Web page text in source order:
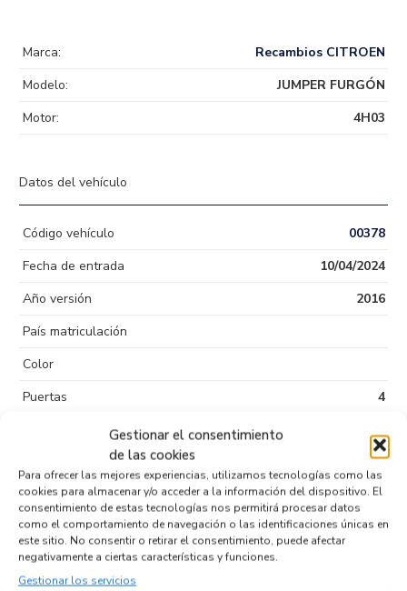
Gestionar el consentimiento
de las cookies
Para ofrecer las mejores experiencias, utilizamos tecnologías como las
cookies para almacenar y/o acceder a la información del dispositivo. El
consentimiento de estas tecnologías nos permitirá procesar datos
como el comportamiento de navegación o las identificaciones únicas en
este sitio. No consentir o retirar el consentimiento, puede afectar
negativamente a ciertas características y funciones.
Gestionar los servicios
Marca:
Recambios CITROEN
Modelo:
JUMPER FURGÓN
Motor:
4H03
Datos del vehículo
Código vehículo
00378
Fecha de entrada
10/04/2024
Año versión
2016
País matriculación
Color
Puertas
4
combustible
Diesel
Código motor
4H03
Código cambio